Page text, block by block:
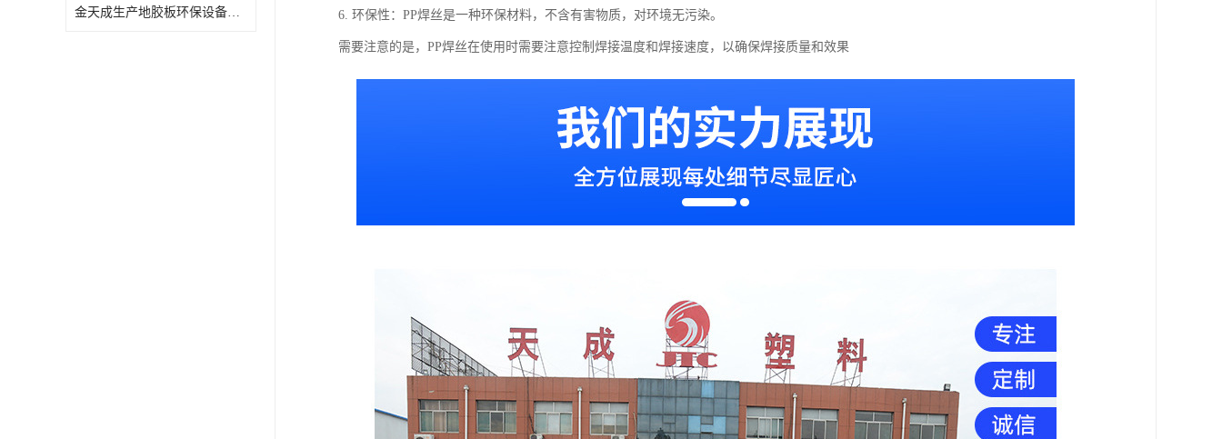
金天成生产地胶板环保设备内衬焊接用半圆pvc软焊条 6. 环保性：PP焊丝是一种环保材料，不含有害物质，对环境无污染。
需要注意的是，PP焊丝在使用时需要注意控制焊接温度和焊接速度，以确保焊接质量和效果